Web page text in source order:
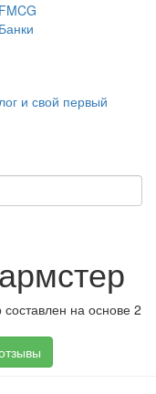
FMCG
Банки
и свой первый
на основе 2